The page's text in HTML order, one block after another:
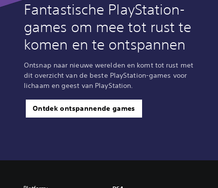
Fantastische PlayStation-
games om mee tot rust te
komen en te ontspannen
Ontsnap naar nieuwe werelden en komt tot rust met
dit overzicht van de beste PlayStation-games voor
lichaam en geest van PlayStation.
Ontdek ontspannende games